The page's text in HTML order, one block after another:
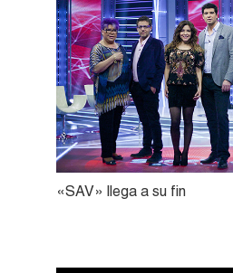
«SAV» llega a su fin